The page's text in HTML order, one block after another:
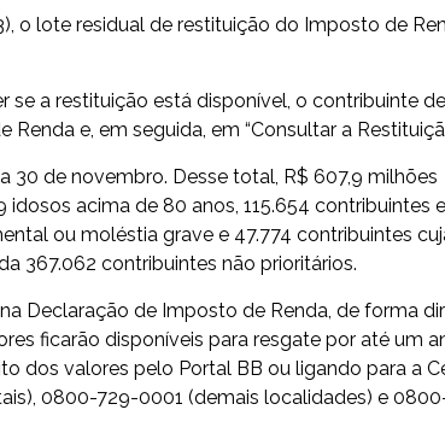
o lote residual de restituição do Imposto de
se a restituição está disponível, o contribuinte
e, em seguida, em “Consultar a
30 de novembro. Desse total, R$ 607,9 milhões
acima de 80 anos, 115.654 contribuintes
ou moléstia grave e 47.774 contribuintes
367.062 contribuintes não prioritários.
Declaração de Imposto de Renda, de forma
ficarão disponíveis para resgate por até um
dos valores pelo Portal BB ou ligando para a
0800-729-0001 (demais localidades) e